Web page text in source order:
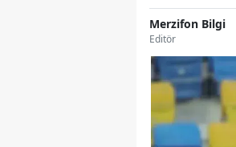
Merzifon Bilgi
Editör